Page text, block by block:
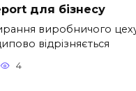
для бізнесу
виробничого
відрізняється
4